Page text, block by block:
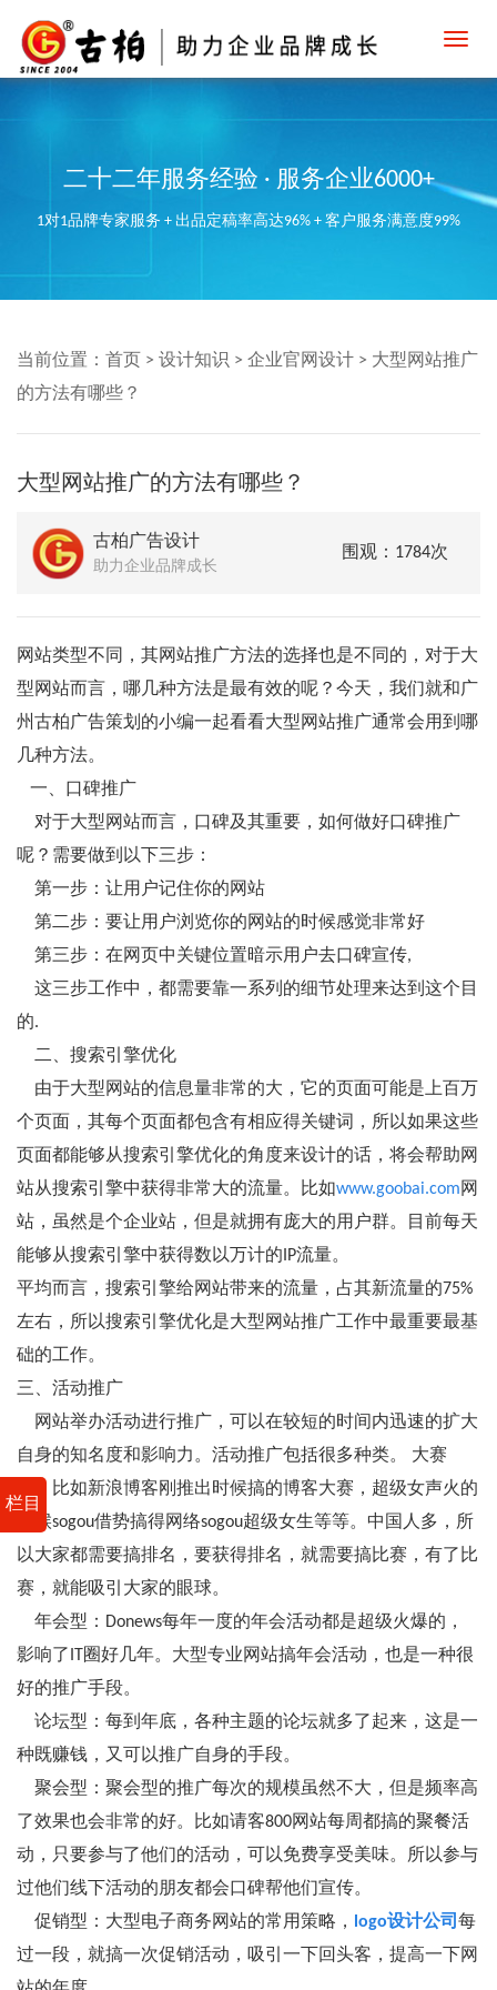
二十二年服务经验 · 服务企业6000+
1对1品牌专家服务 + 出品定稿率高达96% + 客户服务满意度99%
栏目
当前位置： 首页 > 设计知识 > 企业官网设计 > 大型网站推广
的方法有哪些？
大型网站推广的方法有哪些？
古柏广告设计
助力企业品牌成长
围观：1784次
网站类型不同，其网站推广方法的选择也是不同的，对于大
型网站而言，哪几种方法是最有效的呢？今天，我们就和广
州古柏广告策划的小编一起看看大型网站推广通常会用到哪
几种方法。
一、口碑推广
对于大型网站而言，口碑及其重要，如何做好口碑推广
呢？需要做到以下三步：
第一步：让用户记住你的网站
第二步：要让用户浏览你的网站的时候感觉非常好
第三步：在网页中关键位置暗示用户去口碑宣传,
这三步工作中，都需要靠一系列的细节处理来达到这个目
的.
二、搜索引擎优化
由于大型网站的信息量非常的大，它的页面可能是上百万
个页面，其每个页面都包含有相应得关键词，所以如果这些
页面都能够从搜索引擎优化的角度来设计的话，将会帮助网
站从搜索引擎中获得非常大的流量。比如www.goobai.com网
站，虽然是个企业站，但是就拥有庞大的用户群。目前每天
能够从搜索引擎中获得数以万计的IP流量。
平均而言，搜索引擎给网站带来的流量，占其新流量的75%
左右，所以搜索引擎优化是大型网站推广工作中最重要最基
础的工作。
三、活动推广
网站举办活动进行推广，可以在较短的时间内迅速的扩大
自身的知名度和影响力。活动推广包括很多种类。 大赛
型：比如新浪博客刚推出时候搞的博客大赛，超级女声火的
时候sogou借势搞得网络sogou超级女生等等。中国人多，所
以大家都需要搞排名，要获得排名，就需要搞比赛，有了比
赛，就能吸引大家的眼球。
年会型：Donews每年一度的年会活动都是超级火爆的，
影响了IT圈好几年。大型专业网站搞年会活动，也是一种很
好的推广手段。
论坛型：每到年底，各种主题的论坛就多了起来，这是一
种既赚钱，又可以推广自身的手段。
聚会型：聚会型的推广每次的规模虽然不大，但是频率高
了效果也会非常的好。比如请客800网站每周都搞的聚餐活
动，只要参与了他们的活动，可以免费享受美味。所以参与
过他们线下活动的朋友都会口碑帮他们宣传。
促销型：大型电子商务网站的常用策略，
logo设计公司 每
过一段，就搞一次促销活动，吸引一下回头客，提高一下网